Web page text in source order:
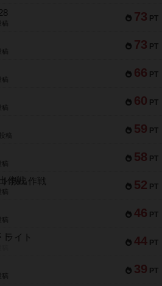
73 PT
73 PT
66 PT
60 PT
59 PT
稿
58 PT
52 PT
救出作戦
46 PT
44 PT
ライト
39 PT